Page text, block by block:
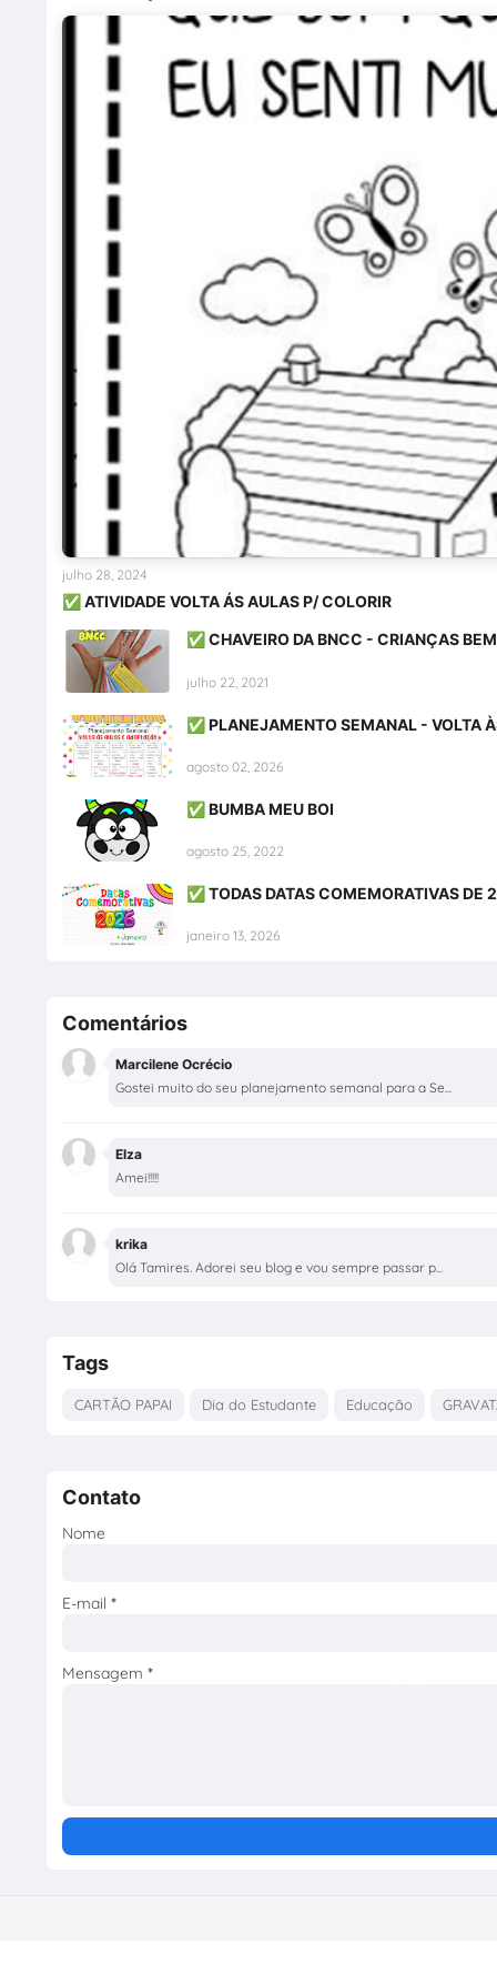
✅ ATIVIDADE VOLTA ÁS AULAS P/ COLORIR
julho 28, 2024
✅ CHAVEIRO DA BNCC - CRIANÇAS
julho 22, 2021
✅ PLANEJAMENTO SEMANAL - VOLTA
agosto 02, 2026
✅ BUMBA MEU BOI
agosto 25, 2022
✅ TODAS DATAS COMEMORATIVAS DE
janeiro 13, 2026
Comentários
Marcilene Ocrécio
Gostei muito do seu planejamento semanal para a Se...
Elza
Amei!!!!!
krika
Olá Tamires. Adorei seu blog e vou sempre passar p...
Tags
CARTÃO PAPAI Dia do Estudante Educação
Contato
Nome
E-mail *
Mensagem *